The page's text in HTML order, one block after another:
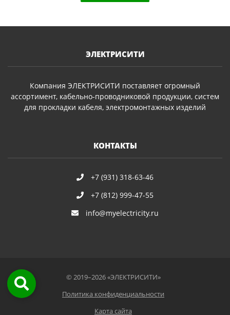
ЭЛЕКТРИСИТИ
Компания ЭЛЕКТРИСИТИ поставляет огромный
ассортимент, кабельно-проводниковой продукции, систем
для прокладки кабеля, электромонтажных изделий
КОНТАКТЫ
+7 (931) 318-63-46
+7 (812) 999-47-55
info@myelectricity.ru
© 2019–2026 «ЭЛЕКТРИСИТИ»
Политика конфиденциальности
Карта сайта